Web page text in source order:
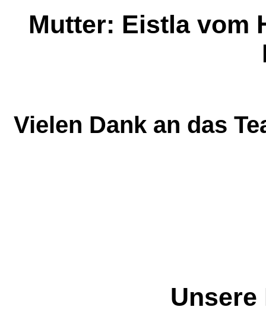
Mutter: Eistla vom
Vielen Dank an das
Unsere